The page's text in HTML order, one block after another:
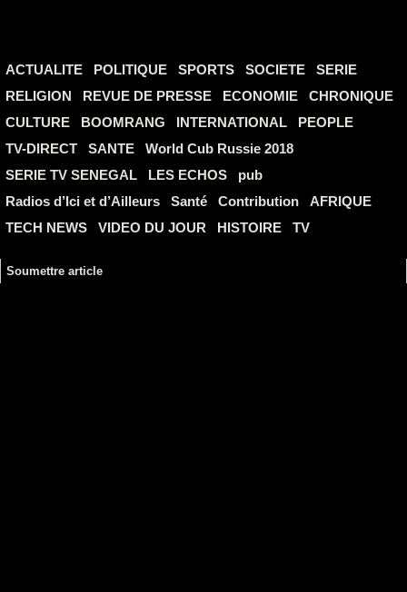
ACTUALITE POLITIQUE SPORTS SOCIETE
SERIE
RELIGION
REVUE DE PRESSE ECONOMIE
CHRONIQUE
CULTURE
BOOMRANG INTERNATIONAL
PEOPLE
TV-DIRECT
SANTE
World Cub Russie 2018
SERIE TV SENEGAL
LES ECHOS
pub
Radios d’Ici et d’Ailleurs
Santé Contribution
AFRIQUE
TECH NEWS
VIDEO DU JOUR HISTOIRE TV
Soumettre article